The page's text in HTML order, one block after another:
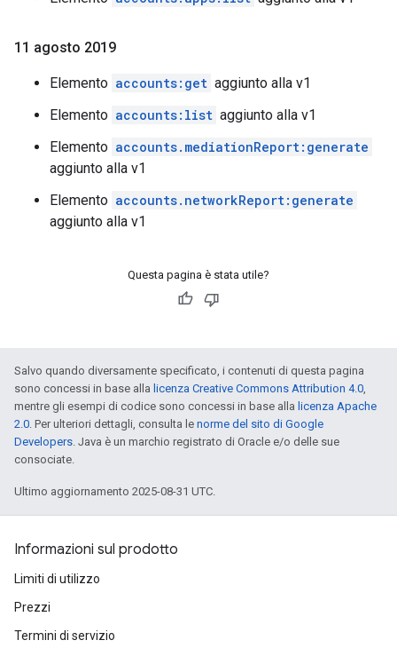
11 agosto 2019
Elemento accounts:get aggiunto alla v1
Elemento accounts:list aggiunto alla v1
Elemento accounts.mediationReport:generate
aggiunto alla v1
Elemento accounts.networkReport:generate
aggiunto alla v1
Questa pagina è stata utile?
Salvo quando diversamente specificato, i contenuti di questa pagina
sono concessi in base alla licenza Creative Commons Attribution 4.0,
mentre gli esempi di codice sono concessi in base alla licenza Apache
2.0. Per ulteriori dettagli, consulta le norme del sito di Google
Developers. Java è un marchio registrato di Oracle e/o delle sue
consociate.
Ultimo aggiornamento 2025-08-31 UTC.
Informazioni sul prodotto
Limiti di utilizzo
Prezzi
Termini di servizio